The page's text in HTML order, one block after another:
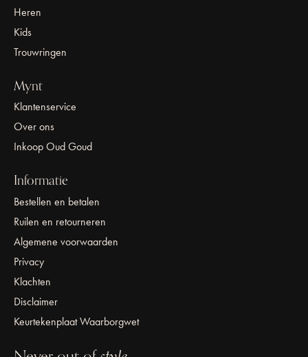
Heren
Kids
Trouwringen
Mynt
Klantenservice
Over ons
Inkoop Oud Goud
Informatie
Bestellen en betalen
Ruilen en retourneren
Algemene voorwaarden
Privacy
Klachten
Disclaimer
Keurtekenplaat Waarborgwet